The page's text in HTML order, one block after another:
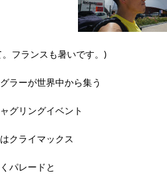
フランスも暑いです。)
ラーが世界中から集う
グリングイベント
クライマックス
パレードと